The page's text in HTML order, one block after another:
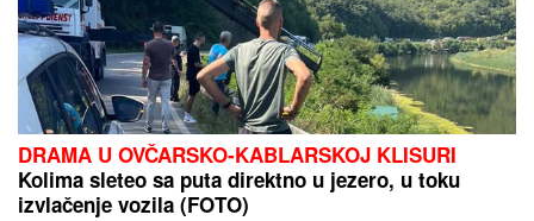
DRAMA U OVČARSKO-KABLARSKOJ KLISURI
Kolima sleteo sa puta direktno u jezero, u toku
izvlačenje vozila (FOTO)